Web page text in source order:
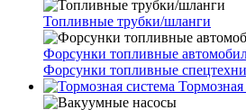
Топливные трубки/шланги
Форсунки топливные
Форсунки топливные
Тормозная